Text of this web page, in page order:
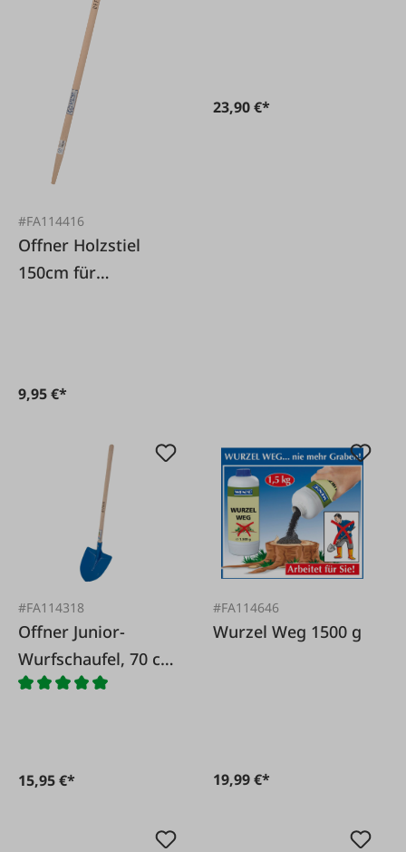
#FA114416
Offner Holzstiel
150cm für
9,95 €*
23,90 €*
#FA114318
Offner Junior-
Wurfschaufel, 70 cm
Stiel
15,95 €*
#FA114646
Wurzel Weg 1500 g
19,99 €*